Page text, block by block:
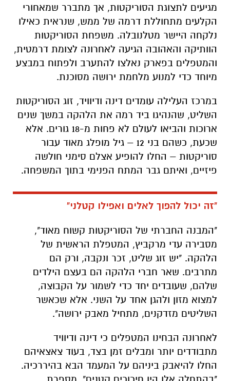
מגיעים לתצוגת הסוריקטות, אך מתברר שמאחורי
הקלעים מתחוללת דרמה של ממש, שנראית כאילו
נלקחה היישר מטלנובלה. משפחת הסוריקטות
הוותיקה והאהובה הגיעה לאחרונה לצומת דרמטית,
והמטפלים בפארק נאלצו להתערב ולפתוח במבצע
מיוחד כדי למנוע מלחמת ירושה מסוכנת.
במרכז העלילה עומדים דינה ודיוויד, זוג הסוריקטות
השליט, שהנהיגו ביד רמה את הלהקה במשך שנים
ארוכות והביאו לעולם לא פחות מ-18 גורים. אלא
שכעת, כשהם בני 12 – גיל מופלג מאוד עבור
סוריקטות – החלו להופיע אצלם סימני חולשה
פיזיים, ואיתם גבר המתח הפנימי בתוך המשפחה.
"זה יכול להפוך לאלים ואפילו קטלני"
"המבנה החברתי של הסוריקטות קשוח מאוד",
מסבירה עדי מרקביץ, המטפלת הראשית של
הלהקה. "יש זוג שליט, זכר ונקבה, ורק הם
מתרבים. שאר חברי הלהקה הם בעצם הילדים
שלהם, שעובדים יחד כדי לשמור על הקבוצה,
למצוא מזון ולהגן אחד על השני. אלא שכאשר
השליטים מזדקנים, מתחיל מאבק ירושה".
לאחרונה הבחינו המטפלים כי דינה ודיוויד
מתבודדים יותר ומבלים זמן בצד, בעוד צאצאיהם
החלו להיאבק ביניהם על המעמד הבא בהיררכיה.